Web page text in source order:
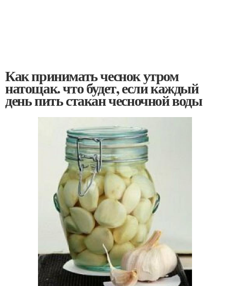
Как принимать чеснок утром
натощак. что будет, если каждый
день пить стакан чесночной воды